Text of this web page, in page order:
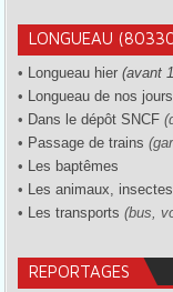
LONGUEAU
• Longueau hier (avant
• Longueau de nos jours
• Dans le dépôt SNCF
• Passage de trains
• Les baptêmes
• Les animaux,
• Les transports (bus,
REPORTAGES